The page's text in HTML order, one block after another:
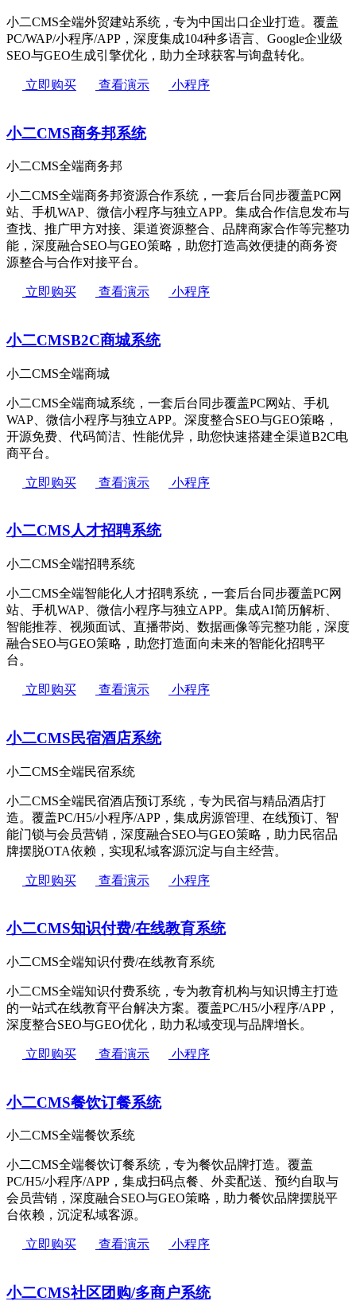
小二CMS全端外贸建站系统，专为中国出口企业打造。覆盖
PC/WAP/小程序/APP，深度集成104种多语言、Google企业级
SEO与GEO生成引擎优化，助力全球获客与询盘转化。
立即购买 查看演示 小程序
小二CMS商务邦系统
小二CMS全端商务邦
小二CMS全端商务邦资源合作系统，一套后台同步覆盖PC网
站、手机WAP、微信小程序与独立APP。集成合作信息发布与
查找、推广甲方对接、渠道资源整合、品牌商家合作等完整功
能，深度融合SEO与GEO策略，助您打造高效便捷的商务资
源整合与合作对接平台。
立即购买 查看演示 小程序
小二CMSB2C商城系统
小二CMS全端商城
小二CMS全端商城系统，一套后台同步覆盖PC网站、手机
WAP、微信小程序与独立APP。深度整合SEO与GEO策略，
开源免费、代码简洁、性能优异，助您快速搭建全渠道B2C电
商平台。
立即购买 查看演示 小程序
小二CMS人才招聘系统
小二CMS全端招聘系统
小二CMS全端智能化人才招聘系统，一套后台同步覆盖PC网
站、手机WAP、微信小程序与独立APP。集成AI简历解析、
智能推荐、视频面试、直播带岗、数据画像等完整功能，深度
融合SEO与GEO策略，助您打造面向未来的智能化招聘平
台。
立即购买 查看演示 小程序
小二CMS民宿酒店系统
小二CMS全端民宿系统
小二CMS全端民宿酒店预订系统，专为民宿与精品酒店打
造。覆盖PC/H5/小程序/APP，集成房源管理、在线预订、智
能门锁与会员营销，深度融合SEO与GEO策略，助力民宿品
牌摆脱OTA依赖，实现私域客源沉淀与自主经营。
立即购买 查看演示 小程序
小二CMS知识付费/在线教育系统
小二CMS全端知识付费/在线教育系统
小二CMS全端知识付费系统，专为教育机构与知识博主打造
的一站式在线教育平台解决方案。覆盖PC/H5/小程序/APP，
深度整合SEO与GEO优化，助力私域变现与品牌增长。
立即购买 查看演示 小程序
小二CMS餐饮订餐系统
小二CMS全端餐饮系统
小二CMS全端餐饮订餐系统，专为餐饮品牌打造。覆盖
PC/H5/小程序/APP，集成扫码点餐、外卖配送、预约自取与
会员营销，深度融合SEO与GEO策略，助力餐饮品牌摆脱平
台依赖，沉淀私域客源。
立即购买 查看演示 小程序
小二CMS社区团购/多商户系统